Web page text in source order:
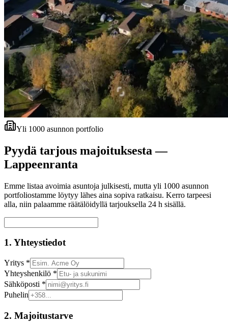
Yli 1000 asunnon portfolio
Pyydä tarjous majoituksesta —
Lappeenranta
Emme listaa avoimia asuntoja julkisesti, mutta yli 1000 asunnon
portfoliostamme löytyy lähes aina sopiva ratkaisu. Kerro tarpeesi
alla, niin palaamme räätälöidyllä tarjouksella 24 h sisällä.
1. Yhteystiedot
Yritys *
Yhteyshenkilö *
Sähköposti *
Puhelin
2. Majoitustarve